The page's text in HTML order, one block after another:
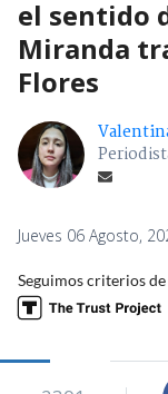
el sentido
Miranda
Flores
Jueves 06 Agosto,
Seguimos criterios de